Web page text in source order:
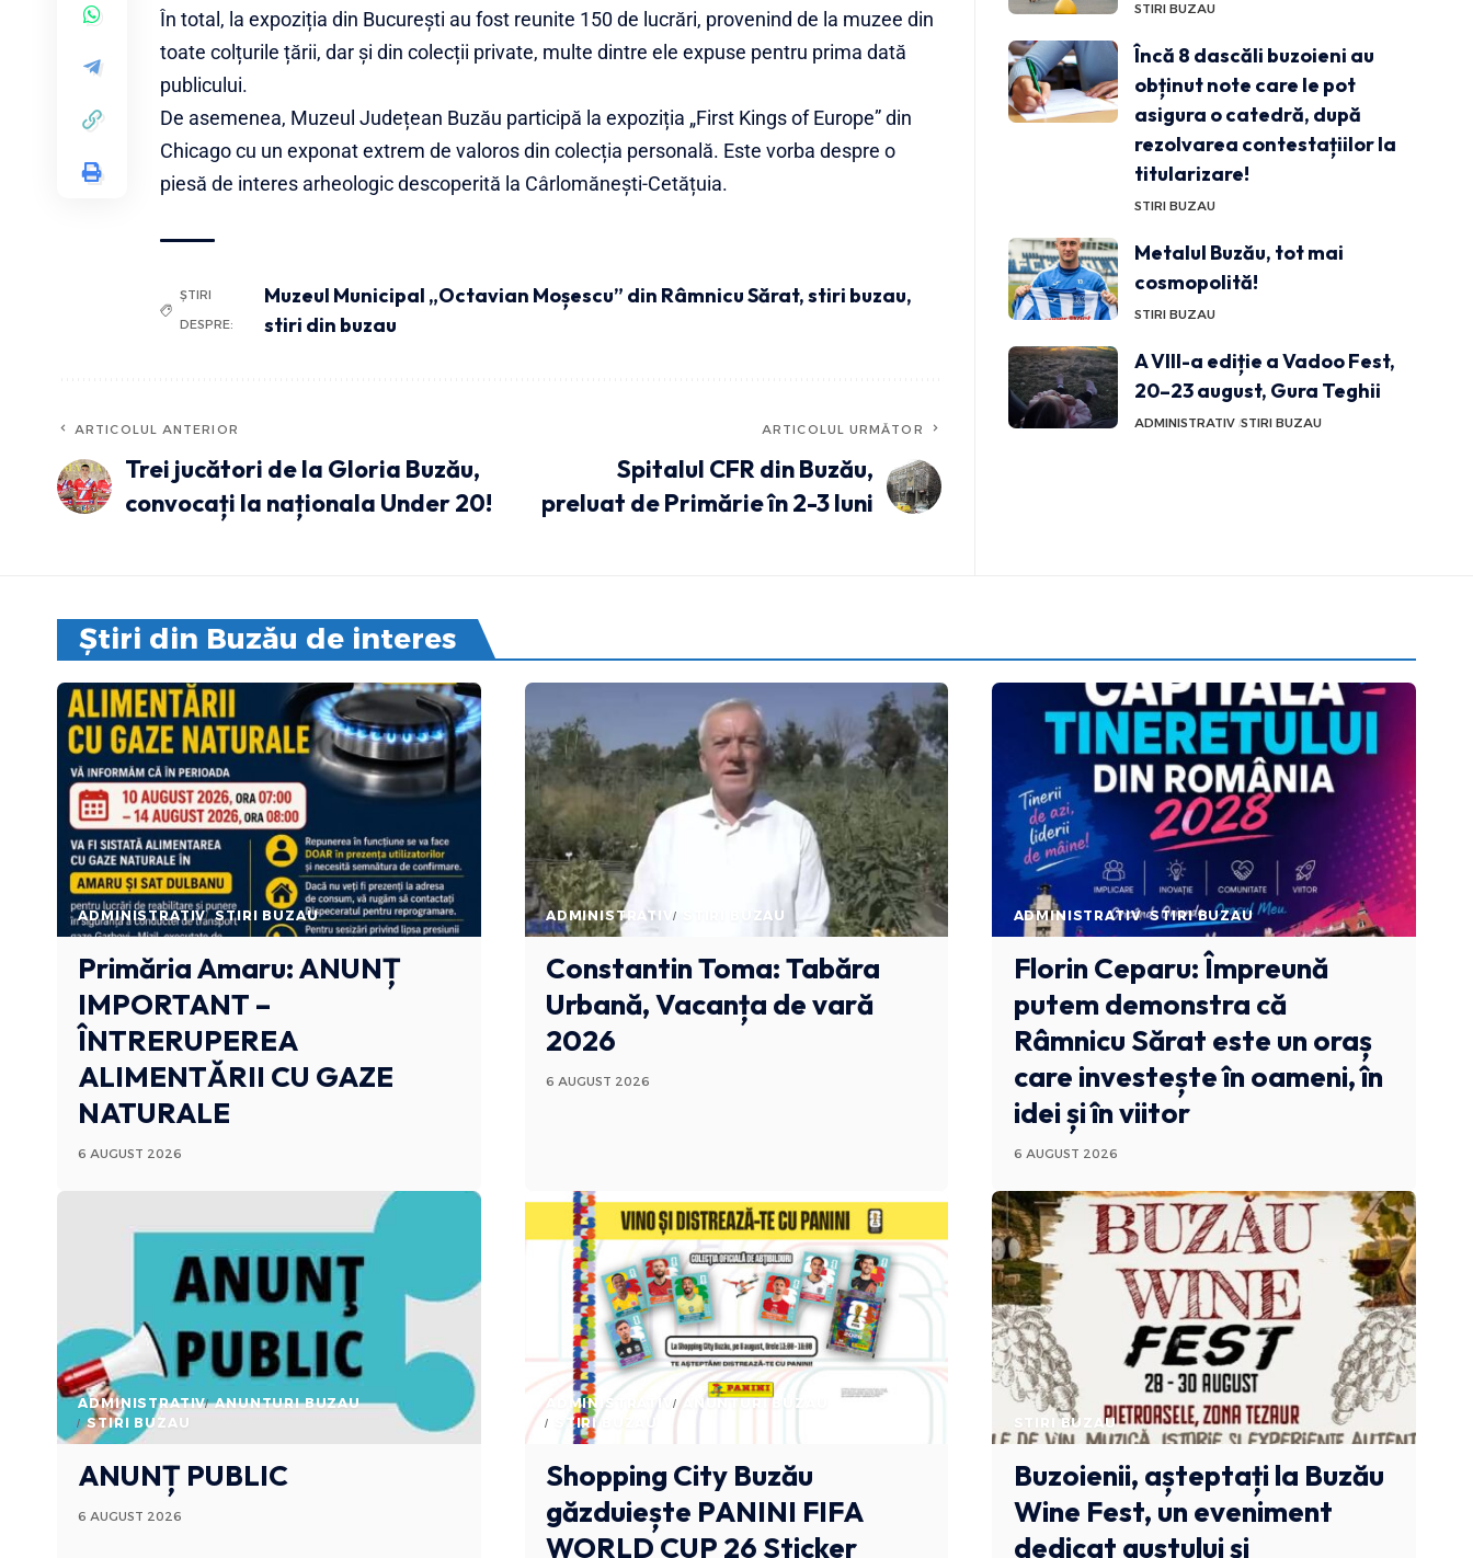
În total, la expoziția din București au fost reunite 150 de lucrări, provenind de la muzee din
toate colțurile țării, dar și din colecții private, multe dintre ele expuse pentru prima dată
publicului.
De asemenea, Muzeul Județean Buzău participă la expoziția „First Kings of Europe” din
Chicago cu un exponat extrem de valoros din colecția personală. Este vorba despre o
piesă de interes arheologic descoperită la Cârlomănești-Cetățuia.
ȘTIRI
DESPRE:
Muzeul Municipal „Octavian Moșescu” din Râmnicu Sărat,stiri buzau,
stiri din buzau
ARTICOLUL ANTERIOR
Trei jucători de la Gloria Buzău,
convocați la naționala Under 20!
ARTICOLUL URMĂTOR
Spitalul CFR din Buzău,
preluat de Primărie în 2-3 luni
STIRI BUZAU
Încă 8 dascăli buzoieni au
obținut note care le pot
asigura o catedră, după
rezolvarea contestațiilor la
titularizare!
STIRI BUZAU
Metalul Buzău, tot mai
cosmopolită!
STIRI BUZAU
A VIII-a ediție a Vadoo Fest,
20–23 august, Gura Teghii
ADMINISTRATIV STIRI BUZAU
Știri din Buzău de interes
ADMINISTRATIV STIRI BUZAU
Primăria Amaru: ANUNȚ
IMPORTANT –
ÎNTRERUPEREA
ALIMENTĂRII CU GAZE
NATURALE
6 AUGUST 2026
ADMINISTRATIV STIRI BUZAU
Constantin Toma: Tabăra
Urbană, Vacanța de vară
2026
6 AUGUST 2026
ADMINISTRATIV STIRI BUZAU
Florin Ceparu: Împreună
putem demonstra că
Râmnicu Sărat este un oraș
care investește în oameni, în
idei și în viitor
6 AUGUST 2026
ADMINISTRATIV ANUNTURI BUZAU
STIRI BUZAU
ANUNȚ PUBLIC
6 AUGUST 2026
ADMINISTRATIV ANUNTURI BUZAU
STIRI BUZAU
Shopping City Buzău
găzduiește PANINI FIFA
WORLD CUP 26 Sticker
STIRI BUZAU
Buzoienii, așteptați la Buzău
Wine Fest, un eveniment
dedicat gustului și